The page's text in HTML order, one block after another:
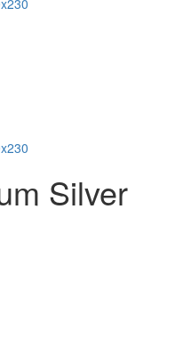
Silver